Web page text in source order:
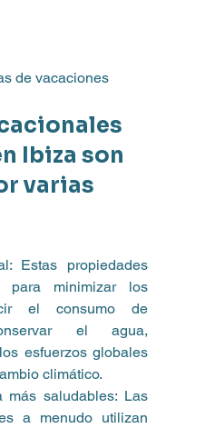
de vacaciones
Ibiza son
varias
Estas propiedades
para minimizar los
el consumo de
el agua,
esfuerzos globales
climático.
más saludables: Las
a menudo utilizan